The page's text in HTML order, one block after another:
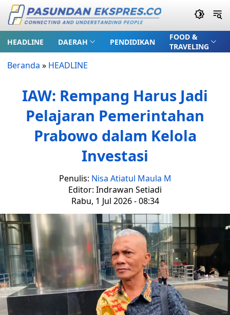
HEADLINE DAERAH PENDIDIKAN
FOOD &
TRAVELING
Beranda » HEADLINE
IAW: Rempang Harus Jadi
Pelajaran Pemerintahan
Prabowo dalam Kelola
Investasi
Penulis: Nisa Atiatul Maula M
Editor: Indrawan Setiadi
Rabu, 1 Jul 2026 - 08:34